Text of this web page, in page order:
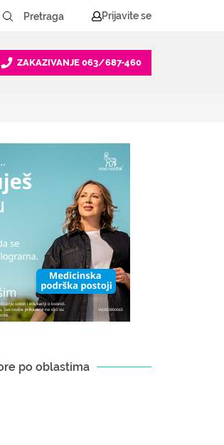
Prijavite se
ZAKAZIVANJE 063/687-460
po oblastima